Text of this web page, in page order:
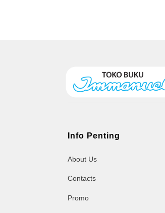
Info Penting
About Us
Contacts
Promo